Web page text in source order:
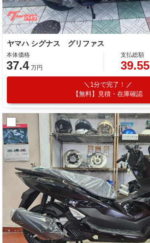
ヤマハ シグナス グリファス
本体価格
37.4 万円
支払総額
39.55
1分で完了！
【無料】見積・在庫確認